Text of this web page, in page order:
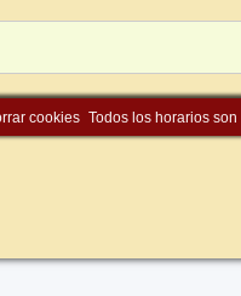
Todos los horarios son
cookies